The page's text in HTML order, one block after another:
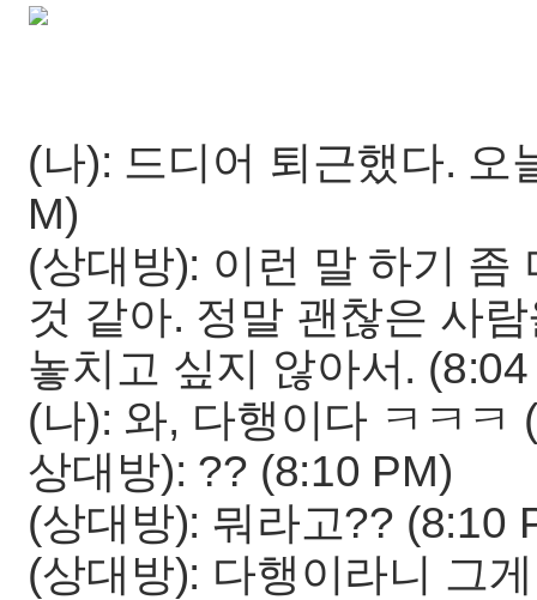
(나): 드디어 퇴근했다. 오
M)
(상대방): 이런 말 하기 좀
것 같아. 정말 괜찮은 사
놓치고 싶지 않아서.
(나): 와, 다행이다 ㅋㅋㅋ
상대방): ?? (8:10 PM)
(상대방): 뭐라고?? (8:10
(상대방): 다행이라니 그